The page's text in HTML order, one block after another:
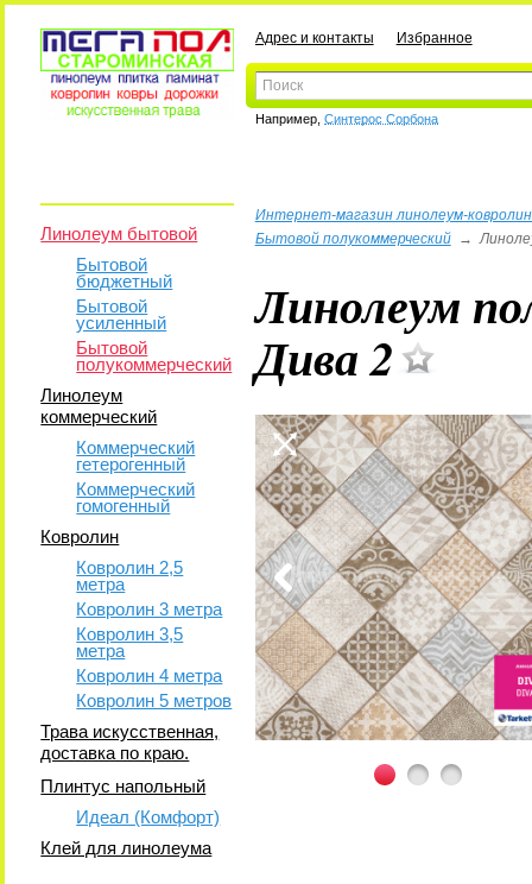
Адрес и контакты Избранное
Например, Синтерос Сорбона
Линолеум бытовой
Бытовой
бюджетный
Бытовой
усиленный
Бытовой
полукоммерческий
Линолеум
коммерческий
Коммерческий
гетерогенный
Коммерческий
гомогенный
Ковролин
Ковролин 2,5
метра
Ковролин 3 метра
Ковролин 3,5
метра
Ковролин 4 метра
Ковролин 5 метров
Трава искусственная,
доставка по краю.
Плинтус напольный
Идеал (Комфорт)
Клей для линолеума
Интернет-магазин линолеум-
Бытовой полукоммерческий→
Линолеум
Дива 2